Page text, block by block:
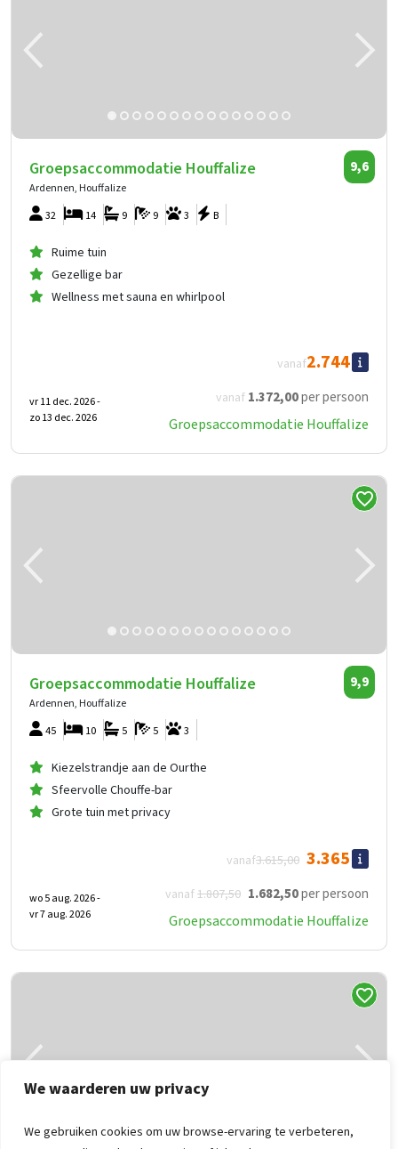
We waarderen uw privacy
We gebruiken cookies om uw browse-ervaring te verbeteren,
Groepsaccommodatie Houffalize
Ardennen, Houffalize
9,6
32 3
9
9 B
14
Ruime tuin
Gezellige bar
Wellness met sauna en whirlpool
vanaf 1.372,00per persoon
vanaf2.744
vr 11 dec. 2026 -
zo 13 dec. 2026
Groepsaccommodatie Houffalize
Groepsaccommodatie Houffalize
Ardennen, Houffalize
9,9
45 3
5
5
10
Kiezelstrandje aan de Ourthe
Sfeervolle Chouffe-bar
Grote tuin met privacy
vanaf1.807,50 1.682,50per persoon
vanaf3.615,00 3.365
wo 5 aug. 2026 -
vr 7 aug. 2026
Groepsaccommodatie Houffalize